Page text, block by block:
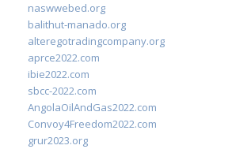
naswwebed.org
balithut-manado.org
alteregotradingcompany.org
aprce2022.com
ibie2022.com
sbcc-2022.com
AngolaOilAndGas2022.com
Convoy4Freedom2022.com
grur2023.org